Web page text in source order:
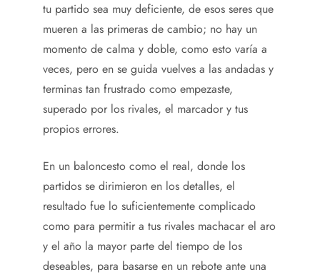
tu partido sea muy deficiente, de esos seres que
mueren a las primeras de cambio; no hay un
momento de calma y doble, como esto varía a
veces, pero en se guida vuelves a las andadas y
terminas tan frustrado como empezaste,
superado por los rivales, el marcador y tus
propios errores.
En un baloncesto como el real, donde los
partidos se dirimieron en los detalles, el
resultado fue lo suficientemente complicado
como para permitir a tus rivales machacar el aro
y el año la mayor parte del tiempo de los
deseables, para basarse en un rebote ante una